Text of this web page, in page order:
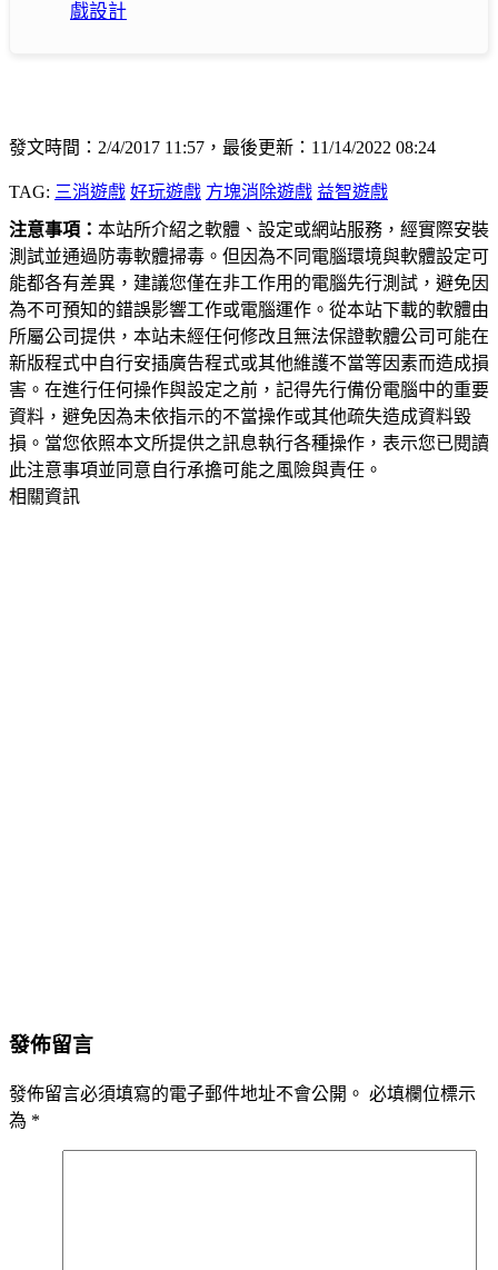
戲設計
發文時間：2/4/2017 11:57，最後更新：11/14/2022 08:24
TAG: 三消遊戲 好玩遊戲 方塊消除遊戲 益智遊戲
注意事項： 本站所介紹之軟體、設定或網站服務，經實際安裝
測試並通過防毒軟體掃毒。但因為不同電腦環境與軟體設定可
能都各有差異，建議您僅在非工作用的電腦先行測試，避免因
為不可預知的錯誤影響工作或電腦運作。從本站下載的軟體由
所屬公司提供，本站未經任何修改且無法保證軟體公司可能在
新版程式中自行安插廣告程式或其他維護不當等因素而造成損
害。在進行任何操作與設定之前，記得先行備份電腦中的重要
資料，避免因為未依指示的不當操作或其他疏失造成資料毀
損。當您依照本文所提供之訊息執行各種操作，表示您已閱讀
此注意事項並同意自行承擔可能之風險與責任。
相關資訊
發佈留言
發佈留言必須填寫的電子郵件地址不會公開。 必填欄位標示
為 *